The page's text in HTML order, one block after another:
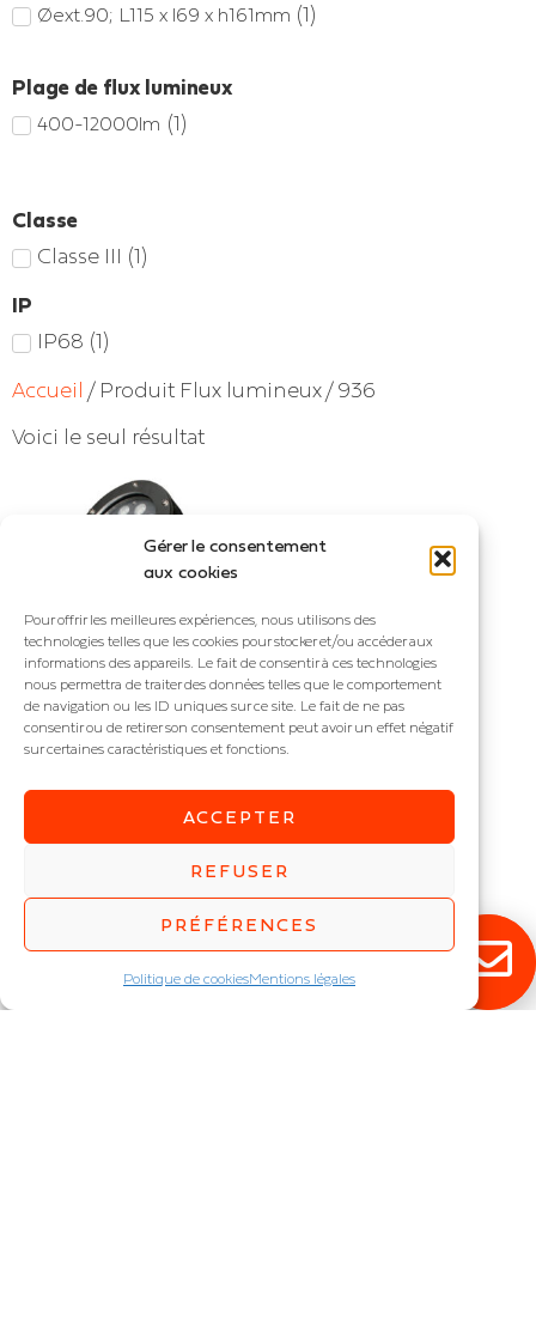
Gérer le consentement
aux cookies
Pour offrir les meilleures expériences, nous utilisons des
technologies telles que les cookies pour stocker et/ou accéder aux
informations des appareils. Le fait de consentir à ces technologies
nous permettra de traiter des données telles que le comportement
de navigation ou les ID uniques sur ce site. Le fait de ne pas
consentir ou de retirer son consentement peut avoir un effet négatif
sur certaines caractéristiques et fonctions.
ACCEPTER
REFUSER
PRÉFÉRENCES
Politique de cookiesMentions légales
Øext.90; L115 x l69 x h161mm (1)
Plage de flux lumineux
400-12000lm (1)
Classe
Classe III (1)
IP
IP68 (1)
Accueil / Produit Flux lumineux / 936
Voici le seul résultat
WATER
Projecteur immergé
Puissance (W) :6,9,12,18,